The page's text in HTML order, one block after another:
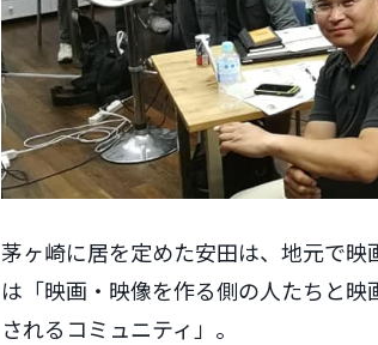
茅ヶ崎に居を定めた安田は、地元で
は「映画・映像を作る側の人たちと
されるコミュニティ」。